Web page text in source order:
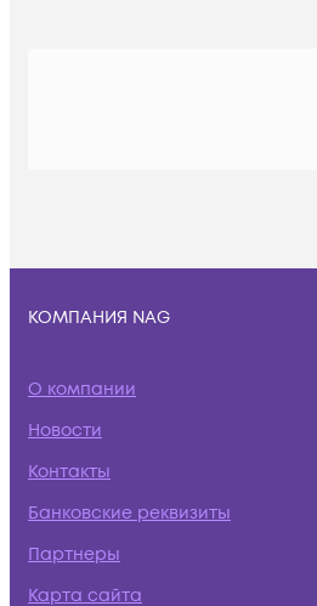
КОМПАНИЯ NAG
О компании
Новости
Контакты
Банковские реквизиты
Партнеры
Карта сайта